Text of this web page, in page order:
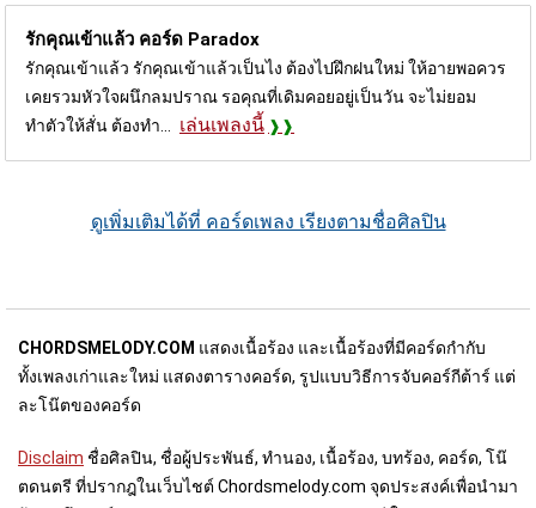
รักคุณเข้าแล้ว คอร์ด Paradox
รักคุณเข้าแล้ว รักคุณเข้าแล้วเป็นไง ต้องไปฝึกฝนใหม่ ให้อายพอควร
เคยรวมหัวใจผนึกลมปราณ รอคุณที่เดิมคอยอยู่เป็นวัน จะไม่ยอม
ทำตัวให้สั่น ต้องทำ...
เล่นเพลงนี้
ดูเพิ่มเติมได้ที่ คอร์ดเพลง เรียงตามชื่อศิลปิน
CHORDSMELODY.COM แสดงเนื้อร้อง และเนื้อร้องที่มีคอร์ดกำกับ
ทั้งเพลงเก่าและใหม่ แสดงตารางคอร์ด, รูปแบบวิธีการจับคอร์กีต้าร์ แต่
ละโน๊ตของคอร์ด
Disclaim ชื่อศิลปิน, ชื่อผู้ประพันธ์, ทำนอง, เนื้อร้อง, บทร้อง, คอร์ด, โน๊
ตดนตรี ที่ปรากฎในเว็บไชต์ Chordsmelody.com จุดประสงค์เพื่อนำมา